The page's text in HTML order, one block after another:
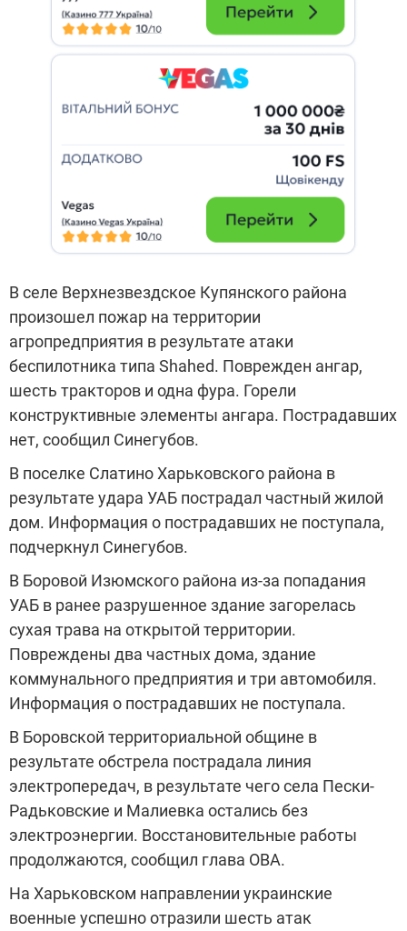
В селе Верхнезвездское Купянского района
произошел пожар на территории
агропредприятия в результате атаки
беспилотника типа Shahed. Поврежден ангар,
шесть тракторов и одна фура. Горели
конструктивные элементы ангара. Пострадавших
нет, сообщил Синегубов.
В поселке Слатино Харьковского района в
результате удара УАБ пострадал частный жилой
дом. Информация о пострадавших не поступала,
подчеркнул Синегубов.
В Боровой Изюмского района из-за попадания
УАБ в ранее разрушенное здание загорелась
сухая трава на открытой территории.
Повреждены два частных дома, здание
коммунального предприятия и три автомобиля.
Информация о пострадавших не поступала.
В Боровской территориальной общине в
результате обстрела пострадала линия
электропередач, в результате чего села Пески-
Радьковские и Малиевка остались без
электроэнергии. Восстановительные работы
продолжаются, сообщил глава ОВА.
На Харьковском направлении украинские
военные успешно отразили шесть атак